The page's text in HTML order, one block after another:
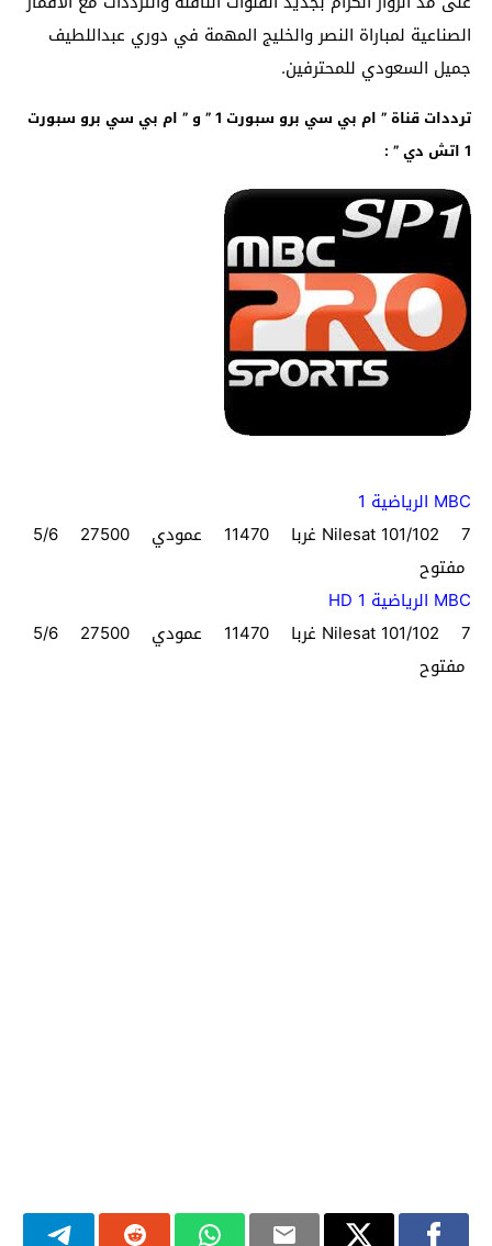
الصناعية لمباراة النصر والخليج المهمة في دوري عبداللطيف
جميل السعودي للمحترفين.
ترددات قناة ” ام بي سي برو سبورت 1 ” و ” ام بي سي برو سبورت
1 اتش دي ” :
MBC الرياضية 1
مفتوح
MBC الرياضية HD 1
مفتوح